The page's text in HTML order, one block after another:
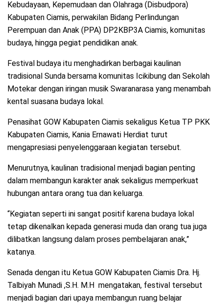
Kebudayaan, Kepemudaan dan Olahraga (Disbudpora)
Kabupaten Ciamis, perwakilan Bidang Perlindungan
Perempuan dan Anak (PPA) DP2KBP3A Ciamis, komunitas
budaya, hingga pegiat pendidikan anak.
Festival budaya itu menghadirkan berbagai kaulinan
tradisional Sunda bersama komunitas Icikibung dan Sekolah
Motekar dengan iringan musik Swaranarasa yang menambah
kental suasana budaya lokal.
Penasihat GOW Kabupaten Ciamis sekaligus Ketua TP PKK
Kabupaten Ciamis, Kania Ernawati Herdiat turut
mengapresiasi penyelenggaraan kegiatan tersebut.
Menurutnya, kaulinan tradisional menjadi bagian penting
dalam membangun karakter anak sekaligus memperkuat
hubungan antara orang tua dan keluarga.
“Kegiatan seperti ini sangat positif karena budaya lokal
tetap dikenalkan kepada generasi muda dan orang tua juga
dilibatkan langsung dalam proses pembelajaran anak,”
katanya.
Senada dengan itu Ketua GOW Kabupaten Ciamis Dra. Hj.
Talbiyah Munadi ,S.H. M.H mengatakan, festival tersebut
menjadi bagian dari upaya membangun ruang belajar